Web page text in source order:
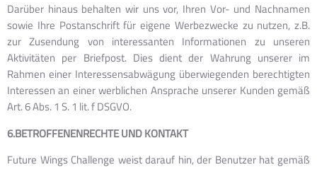
Darüber hinaus behalten wir uns vor, Ihren Vor- und Nachnamen
sowie Ihre Postanschrift für eigene Werbezwecke zu nutzen, z.B.
zur Zusendung von interessanten Informationen zu unseren
Aktivitäten per Briefpost. Dies dient der Wahrung unserer im
Rahmen einer Interessensabwägung überwiegenden berechtigten
Interessen an einer werblichen Ansprache unserer Kunden gemäß
Art. 6 Abs. 1 S. 1 lit. f DSGVO.
6.BETROFFENENRECHTE UND KONTAKT
Future Wings Challenge weist darauf hin, der Benutzer hat gemäß